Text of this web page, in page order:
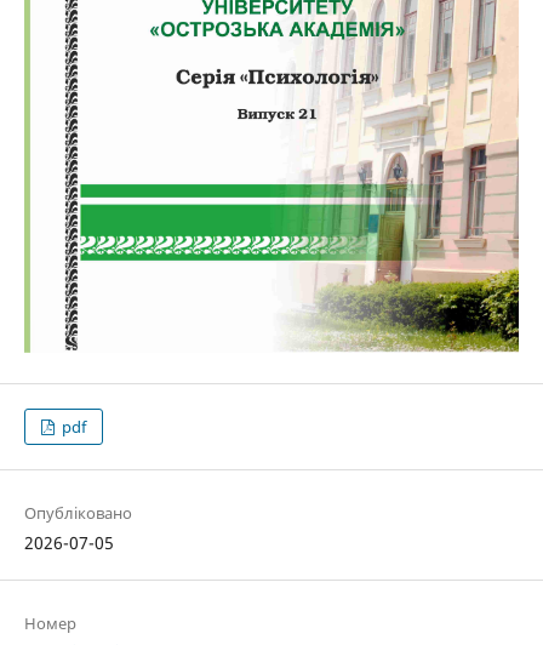
pdf
Опубліковано
2026-07-05
Номер